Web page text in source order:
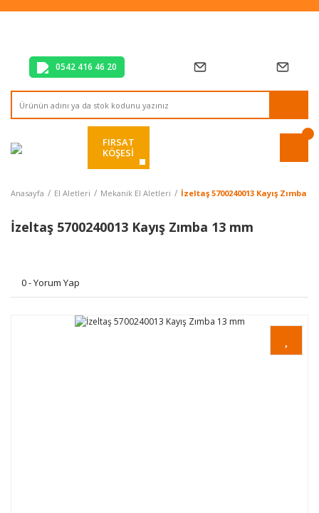
Tüm Alışverişlerde Vade Farksız 2 Taksit!
0542 416 46 20
FIRSAT
KÖŞESİ
Anasayfa El Aletleri Mekanik El Aletleri İzeltaş 5700240013 Kayış Zımba
İzeltaş 5700240013 Kayış Zımba 13 mm
0 - Yorum Yap